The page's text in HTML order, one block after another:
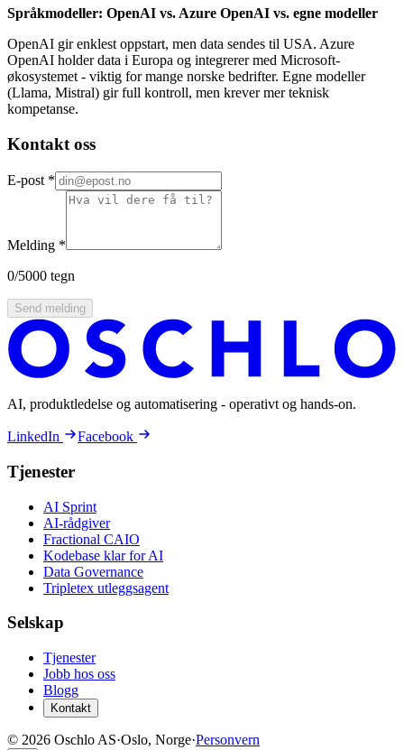
Språkmodeller: OpenAI vs. Azure OpenAI vs. egne modeller
OpenAI gir enklest oppstart, men data sendes til USA. Azure
OpenAI holder data i Europa og integrerer med Microsoft-
økosystemet - viktig for mange norske bedrifter. Egne modeller
(Llama, Mistral) gir full kontroll, men krever mer teknisk
kompetanse.
Kontakt oss
E-post *
Melding *
0/5000 tegn
Send melding
AI, produktledelse og automatisering - operativt og hands-on.
LinkedIn Facebook
Tjenester
AI Sprint
AI-rådgiver
Fractional CAIO
Kodebase klar for AI
Data Governance
Tripletex utleggsagent
Selskap
Tjenester
Jobb hos oss
Blogg
Kontakt
© 2026 Oschlo AS·Oslo, Norge·Personvern